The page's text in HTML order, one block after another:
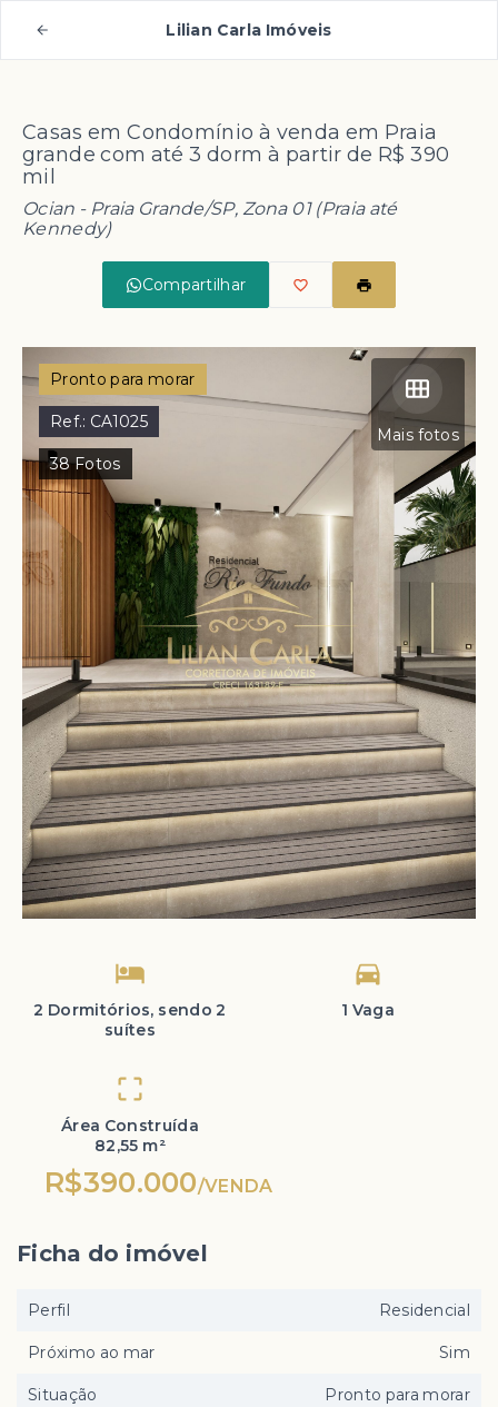
Lilian Carla Imóveis
Casas em Condomínio à venda em Praia
grande com até 3 dorm à partir de R$ 390
mil
Ocian - Praia Grande/SP, Zona 01 (Praia até
Kennedy)
Compartilhar
Mais fotos
Pronto para morar
Ref.: CA1025
38Fotos
2 Dormitórios, sendo 2
suítes
1 Vaga
Área Construída
82,55 m²
R$390.000/VENDA
Ficha do imóvel
Perfil Residencial
Próximo ao mar Sim
Situação Pronto para morar